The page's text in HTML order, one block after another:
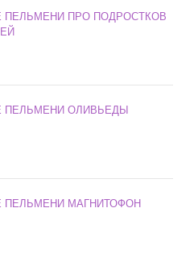
ПЕЛЬМЕНИ ПРО ПОДРОСТКОВ
ПЕЛЬМЕНИ ОЛИВЬЕДЫ
ПЕЛЬМЕНИ МАГНИТОФОН